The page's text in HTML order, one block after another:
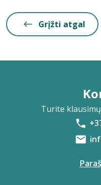
Grįžti atgal
Turite